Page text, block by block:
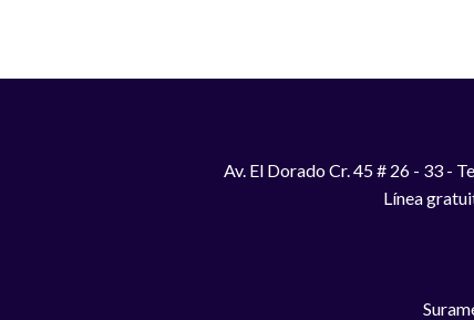
Av. El Dorado Cr. 45 # 26 - 33 -
Línea